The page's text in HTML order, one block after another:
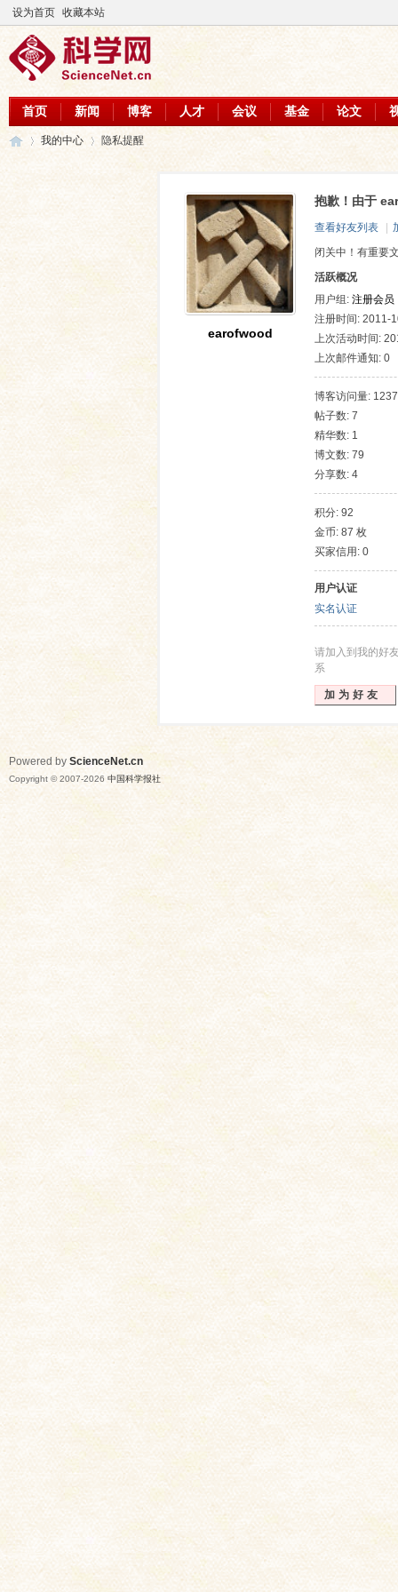
设为首页 收藏本站
首页 新闻 博客 人才 会议 基金 论文
我的中心 隐私提醒
earofwood
抱歉！由于
查看好友列表
闭关中！有重要
活跃概况
用户组: 注册会员
注册时间: 2011-
上次活动时间:
上次邮件通知: 0
博客访问量:
帖子数: 7
精华数: 1
博文数: 79
分享数: 4
积分: 92
金币: 87 枚
买家信用: 0
用户认证
实名认证
请加入到我的好
系
加为好友
Powered by ScienceNet.cn
Copyright © 2007-2026 中国科学报社